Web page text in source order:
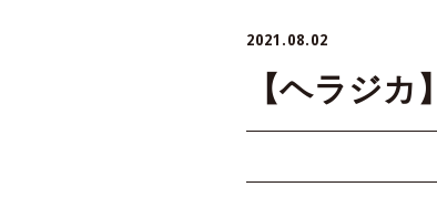
2021.08.02
【ヘラジ